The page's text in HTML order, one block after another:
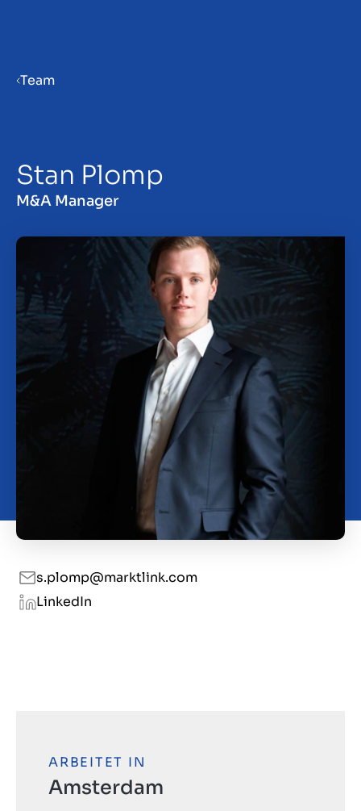
Unternehmen verkaufen
Insights
Über uns
Kontakt
Team
Stan Plomp
M&A Manager
s.plomp@marktlink.com
LinkedIn
ARBEITET IN
Amsterdam